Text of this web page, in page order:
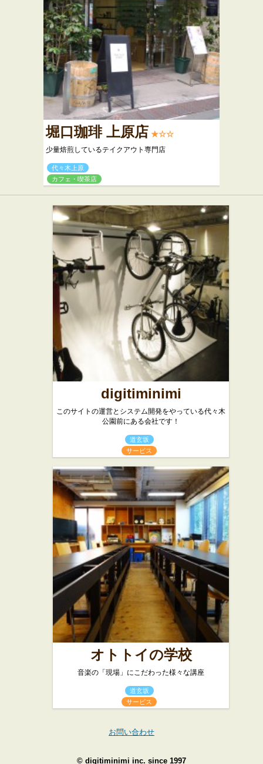
堀口珈琲 上原店 ★☆☆
少量焙煎しているテイクアウト専門店
代々木上原
カフェ・喫茶店
digitiminimi
このサイトの運営とシステム開発をやっている代々木
公園前にある会社です！
道玄坂
サービス
オトトイの学校
音楽の「現場」にこだわった様々な講座
道玄坂
サービス
お問い合わせ
© digitiminimi inc. since 1997